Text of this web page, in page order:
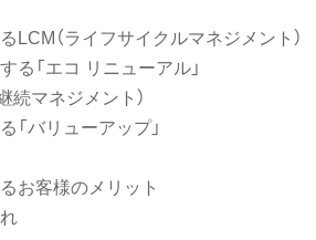
LCM（ライフサイクルマネジメント）
「エコ リニューアル」
続マネジメント）
バリューアップ」
お客様のメリット